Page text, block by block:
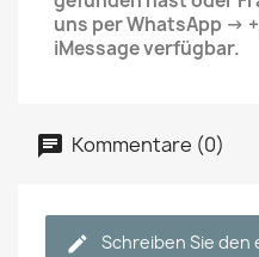
uns per WhatsApp ->
iMessage verfügbar.
Kommentare (0)
Schreiben Sie